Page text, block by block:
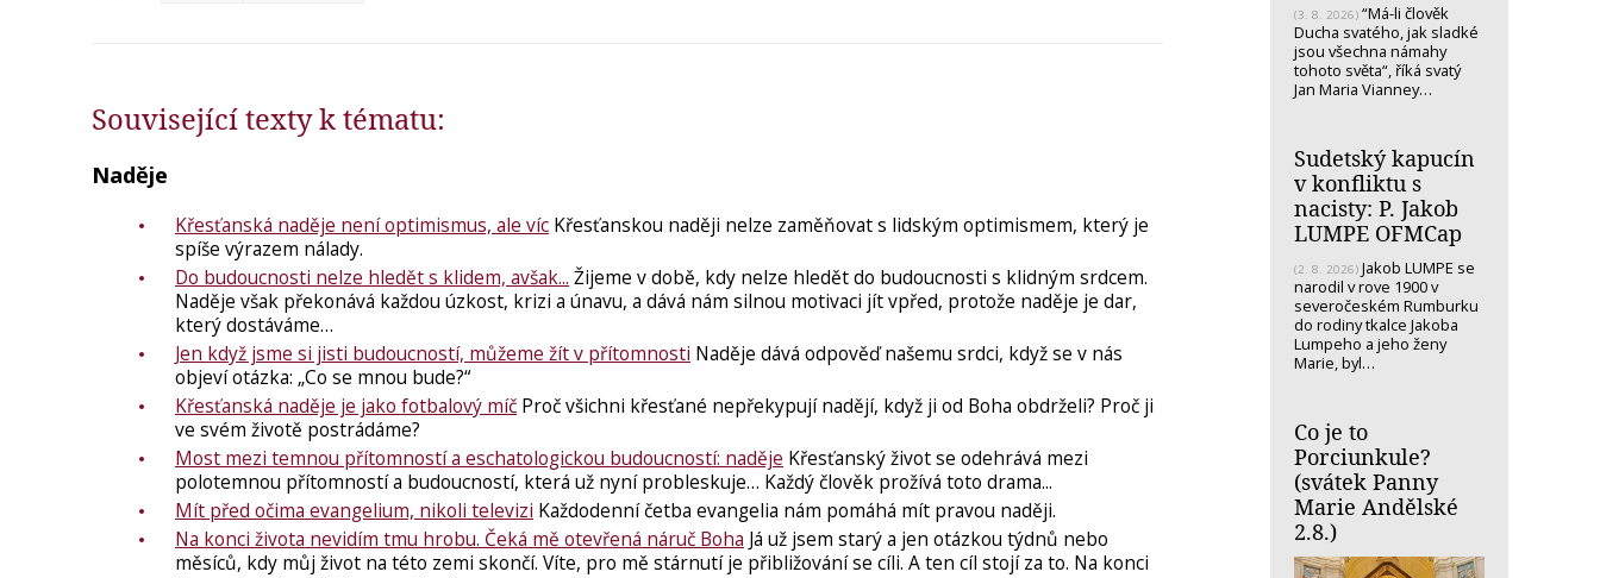
Související texty k tématu:
Naděje
Křesťanská naděje není optimismus, ale víc Křesťanskou naději nelze zaměňovat s lidským optimismem, který je
spíše výrazem nálady.
Do budoucnosti nelze hledět s klidem, avšak... Žijeme v době, kdy nelze hledět do budoucnosti s klidným srdcem.
Naděje však překonává každou úzkost, krizi a únavu, a dává nám silnou motivaci jít vpřed, protože naděje je dar,
který dostáváme…
Jen když jsme si jisti budoucností, můžeme žít v přítomnosti Naděje dává odpověď našemu srdci, ​když se v nás
objeví otázka: „Co se mnou bude?“
Křesťanská naděje je jako fotbalový míč Proč všichni křesťané nepřekypují nadějí, když ji od Boha obdrželi? Proč ji
ve svém životě postrádáme?
Most mezi temnou přítomností a eschatologickou budoucností: naděje Křesťanský život se odehrává mezi
polotemnou přítomností a budoucností, která už nyní probleskuje… Každý člověk prožívá toto drama...
Mít před očima evangelium, nikoli televizi Každodenní četba evangelia nám pomáhá mít pravou naději.
Na konci života nevidím tmu hrobu. Čeká mě otevřená náruč Boha Já už jsem starý a jen otázkou týdnů nebo
měsíců, kdy můj život na této zemi skončí. Víte, pro mě stárnutí je přibližování se cíli. A ten cíl stojí za to. Na konci
(3. 8. 2026) “Má-li člověk
Ducha svatého, jak sladké
jsou všechna námahy
tohoto světa“, říká svatý
Jan Maria Vianney…
Sudetský kapucín
v konfliktu s
nacisty: P. Jakob
LUMPE OFMCap
(2. 8. 2026) Jakob LUMPE se
narodil v rove 1900 v
severočeském Rumburku
do rodiny tkalce Jakoba
Lumpeho a jeho ženy
Marie, byl…
Co je to
Porciunkule?
(svátek Panny
Marie Andělské
2.8.)